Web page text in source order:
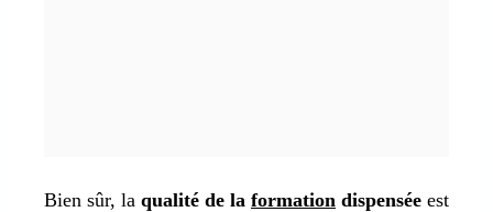
Bien sûr, la qualité de la formation dispensée est